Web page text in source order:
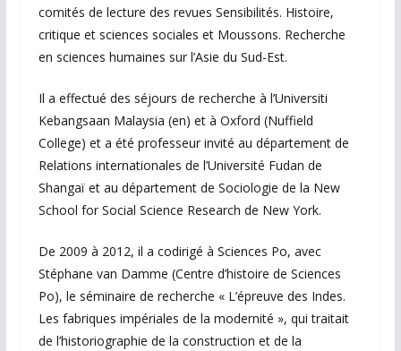
comités de lecture des revues Sensibilités. Histoire,
critique et sciences sociales et Moussons. Recherche
en sciences humaines sur l’Asie du Sud-Est.
Il a effectué des séjours de recherche à l’Universiti
Kebangsaan Malaysia (en) et à Oxford (Nuffield
College) et a été professeur invité au département de
Relations internationales de l’Université Fudan de
Shangaï et au département de Sociologie de la New
School for Social Science Research de New York.
De 2009 à 2012, il a codirigé à Sciences Po, avec
Stéphane van Damme (Centre d’histoire de Sciences
Po), le séminaire de recherche « L’épreuve des Indes.
Les fabriques impériales de la modernité », qui traitait
de l’historiographie de la construction et de la